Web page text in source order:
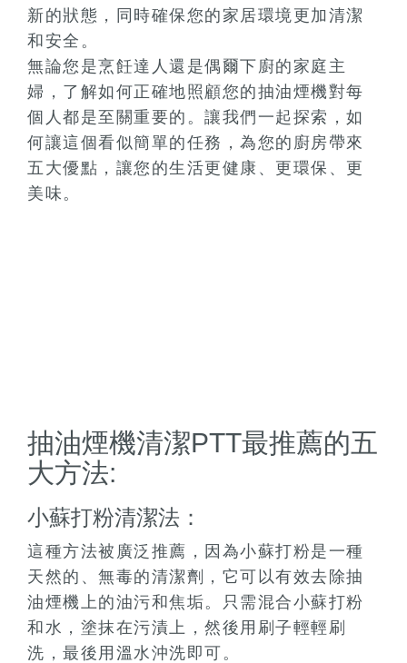
新的狀態，同時確保您的家居環境更加清潔
和安全。
無論您是烹飪達人還是偶爾下廚的家庭主
婦，了解如何正確地照顧您的抽油煙機對每
個人都是至關重要的。讓我們一起探索，如
何讓這個看似簡單的任務，為您的廚房帶來
五大優點，讓您的生活更健康、更環保、更
美味。
抽油煙機清潔PTT最推薦的五
大方法:
小蘇打粉清潔法：
這種方法被廣泛推薦，因為小蘇打粉是一種
天然的、無毒的清潔劑，它可以有效去除抽
油煙機上的油污和焦垢。只需混合小蘇打粉
和水，塗抹在污漬上，然後用刷子輕輕刷
洗，最後用溫水沖洗即可。